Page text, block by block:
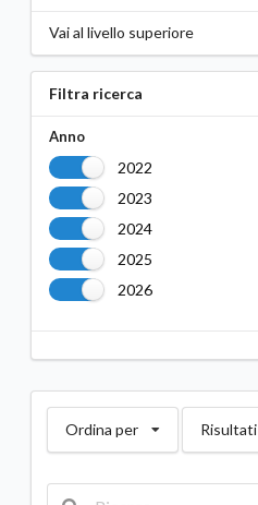
Vai al livello superiore
Filtra ricerca
Anno
2022
2023
2024
2025
2026
Ordina per Risultati